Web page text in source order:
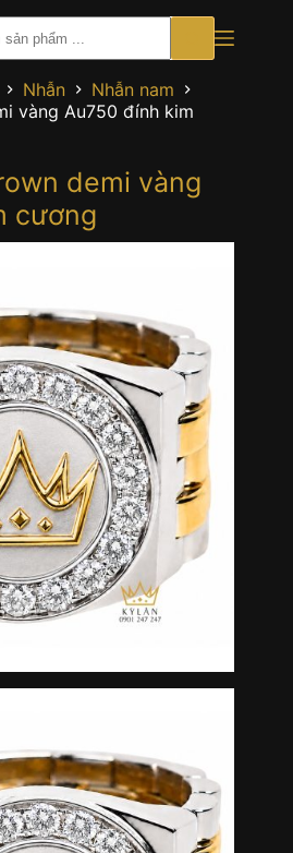
Nhẫn
Nhẫn nam
vàng Au750 đính kim
demi vàng
cương